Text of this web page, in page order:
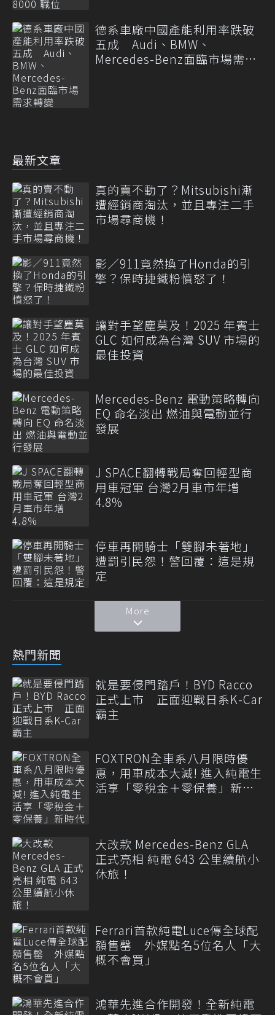
德系車廠中國產能利用率跌破
五成 Audi、BMW、
Mercedes-Benz面臨市場需求
最新文章
真的賣不動了？Mitsubishi漸
遭經銷商淘汰，並且專注二手
市場尋商機！
影／911竟然換了Honda的引
擎？保時捷鐵粉憤怒了！
讓對手望塵莫及！2025 年賓士
GLC 如何成為台灣 SUV 市場的
最佳投資
Mercedes-Benz 電動策略轉向
EQ 命名淡出 燃油與電動並行
發展
J SPACE翻轉戰局奪回輕型商
用車冠軍 台灣2月車市年增
4.8%
停車再開騎士「雙腳未著地」
遭罰引民怨！警回覆：這是規
定
More
熱門新聞
就是要侵門踏戶！BYD Racco
正式上市 正面迎戰日系K-Car
霸主
FOXTRON全車系八月限時優
惠，用車成本大減! 進入純電生
活享「零稅金＋零保養」新時
大改款 Mercedes-Benz GLA
正式亮相 純電 643 公里續航小
休旅！
Ferrari首款純電Luce傳全球配
額售罄 外媒點名5位名人「大
概不會買」
鴻華先進合作開發！全新純電